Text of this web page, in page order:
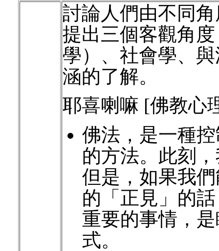
討論人們由不同
提出三個客觀角
學）、社會學、
涵的了解。
耶喜喇嘛 [佛教心
佛法，是一種
的方法。此刻
但是，如果我
的「正見」的
重要的事情，
式。